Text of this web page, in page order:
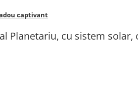
captivant
Planetariu, cu sistem solar,